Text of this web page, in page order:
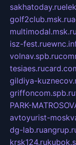
sakhatoday.ru
golf2club.msk.ru
multimodal.msk.ru
isz-fest.ru
volnav.spb.ru
tesiaes.ru
gildiya-
griffoncom.spb.ru
PARK-
avtoyurist-
dg-lab.ru
krsk124.ru